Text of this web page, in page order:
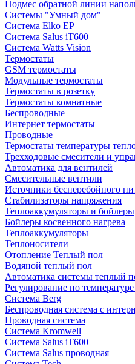
Подмес обратной линии
Системы "Умный дом"
Система Elko EP
Система Salus iT600
Система Watts Vision
Термостаты
GSM термостаты
Модульные термостаты
Термостаты в розетку
Термостаты комнатные
Беспроводные
Интернет термостаты
Проводные
Термостаты температуры
Трехходовые смесители и
Автоматика для вентилей
Смесительные вентили
Источники бесперебойного
Стабилизаторы напряжения
Теплоаккумуляторы и бойлеры
Бойлеры косвенного нагрева
Теплоаккумуляторы
Теплоносители
Отопление Теплый пол
Водяной теплый пол
Автоматика системы теплый
Регулирование по температуре
Система Berg
Беспроводная система с
Проводная система
Система Kromwell
Система Salus iT600
Система Salus проводная